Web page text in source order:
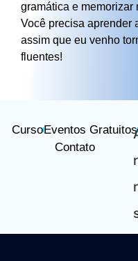
gramática e memorizar
Você precisa aprender
assim que eu venho
fluentes!
CursoEventos Gratuitos
Contato